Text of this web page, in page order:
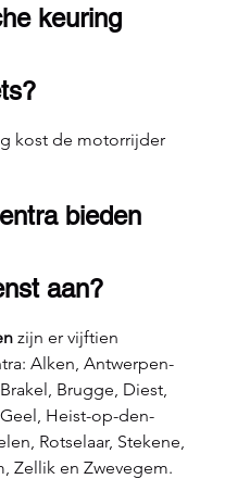
keuring
kost de motorrijder
bieden
aan?
zijn er vijftien
Alken, Antwerpen-
Brugge, Diest,
Heist-op-den-
Rotselaar, Stekene,
Zellik en Zwevegem.